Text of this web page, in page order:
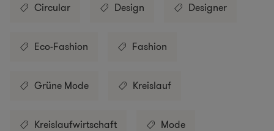
Circular Design Designer
Eco-Fashion Fashion
Grüne Mode Kreislauf
Kreislaufwirtschaft Mode